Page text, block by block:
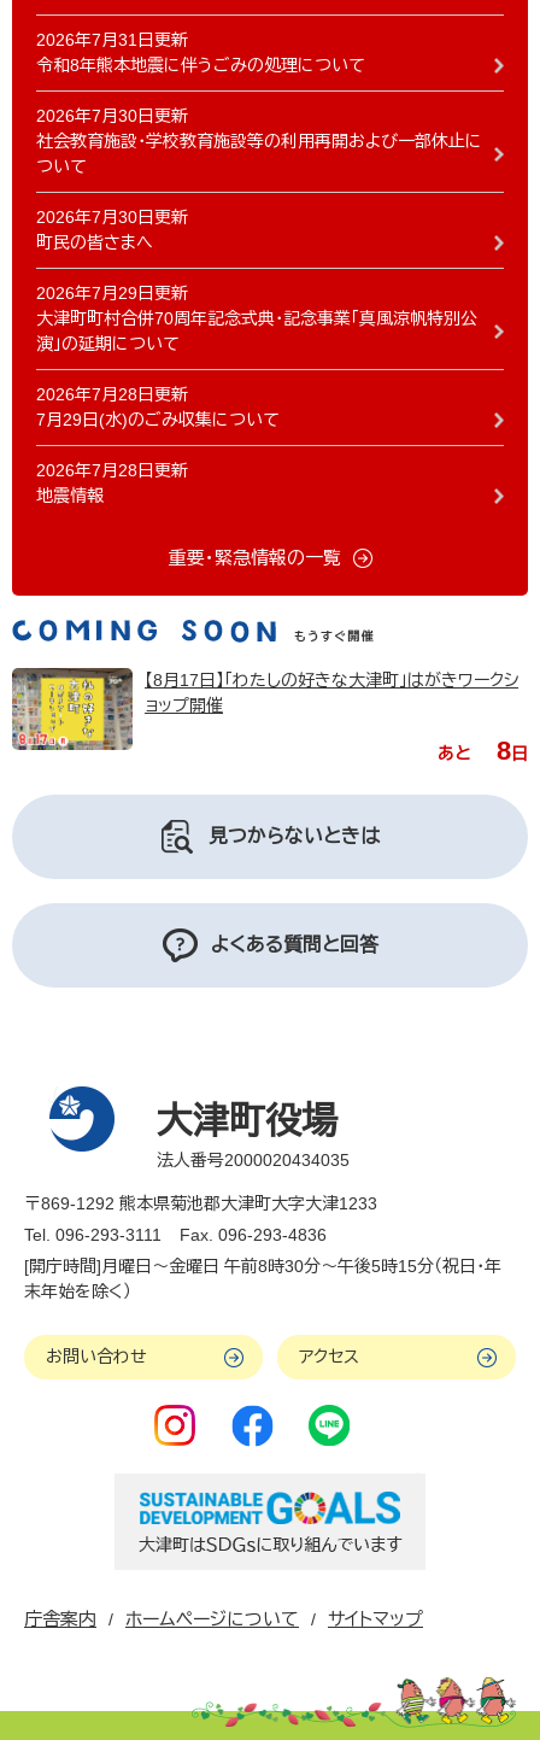
2026年7月31日更新
令和8年熊本地震に伴うごみの処理について
2026年7月30日更新
社会教育施設・学校教育施設等の利用再開および一部休止に
ついて
2026年7月30日更新
町民の皆さまへ
2026年7月29日更新
大津町町村合併70周年記念式典・記念事業「真風涼帆特別公
演」の延期について
2026年7月28日更新
7月29日(水)のごみ収集について
2026年7月28日更新
地震情報
重要・緊急情報の一覧
【8月17日】「わたしの好きな大津町」はがきワークシ
ョップ開催
あと 8日
見つからないときは
よくある質問と回答
大津町役場
法人番号2000020434035
〒869-1292 熊本県菊池郡大津町大字大津1233
Tel. 096-293-3111
Fax. 096-293-4836
[開庁時間]月曜日～金曜日 午前8時30分～午後5時15分（祝日・年
末年始を除く）
お問い合わせ アクセス
庁舎案内 ホームページについて サイトマップ